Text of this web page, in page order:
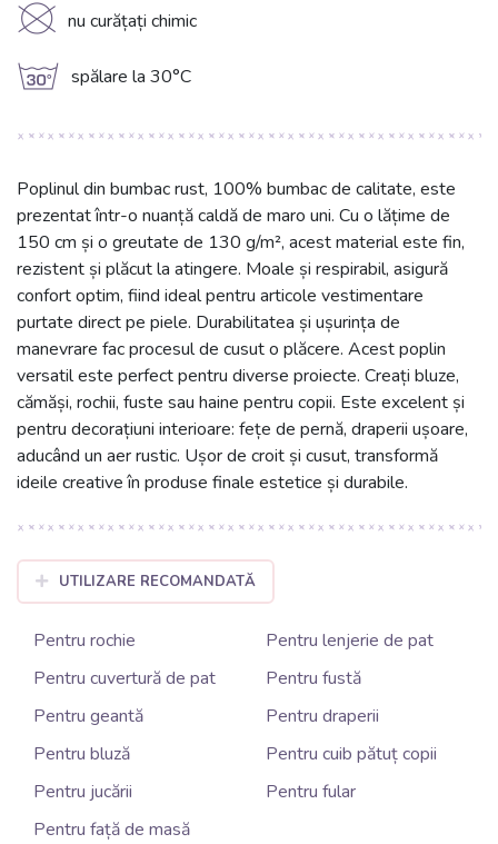
K nu curățați chimic
g spălare la 30°C
Poplinul din bumbac rust, 100% bumbac de calitate, este
prezentat într-o nuanță caldă de maro uni. Cu o lățime de
150 cm și o greutate de 130 g/m², acest material este fin,
rezistent și plăcut la atingere. Moale și respirabil, asigură
confort optim, fiind ideal pentru articole vestimentare
purtate direct pe piele. Durabilitatea și ușurința de
manevrare fac procesul de cusut o plăcere. Acest poplin
versatil este perfect pentru diverse proiecte. Creați bluze,
cămăși, rochii, fuste sau haine pentru copii. Este excelent și
pentru decorațiuni interioare: fețe de pernă, draperii ușoare,
aducând un aer rustic. Ușor de croit și cusut, transformă
ideile creative în produse finale estetice și durabile.
UTILIZARE RECOMANDATĂ
Pentru rochie
Pentru lenjerie de pat
Pentru cuvertură de pat
Pentru fustă
Pentru geantă
Pentru draperii
Pentru bluză
Pentru cuib pătuț copii
Pentru jucării
Pentru fular
Pentru față de masă